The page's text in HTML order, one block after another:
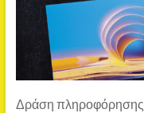
Δράση πληροφόρησης